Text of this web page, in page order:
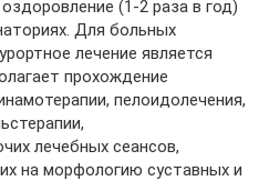
(1-2 раза в год)
Для больных
лечение является
прохождение
пелоидолечения,
лечебных сеансов,
на морфологию суставных и